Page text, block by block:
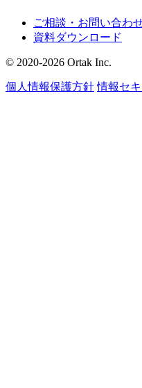
ご相談・お問い合わ
資料ダウンロード
© 2020-2026 Ortak Inc.
個人情報保護方針 情報セ